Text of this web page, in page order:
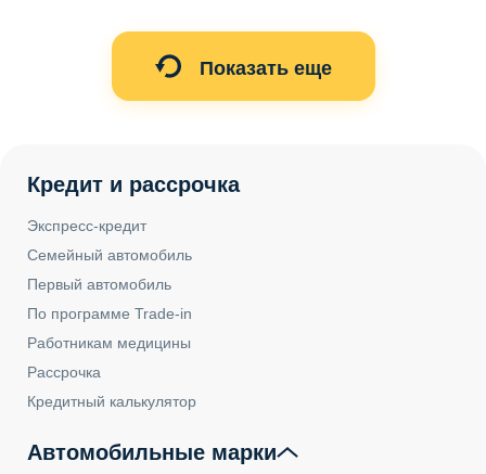
Показать еще
Кредит и рассрочка
Экспресс-кредит
Семейный автомобиль
Первый автомобиль
По программе Trade-in
Работникам медицины
Рассрочка
Кредитный калькулятор
Автомобильные марки